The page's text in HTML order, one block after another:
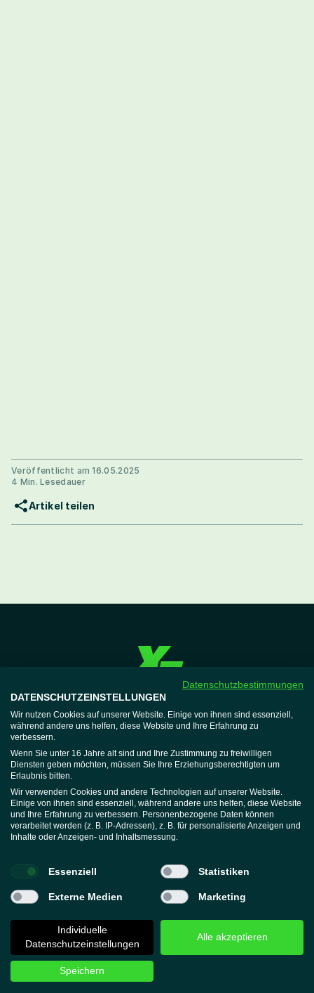
Veröffentlicht am 16.05.2025
4 Min. Lesedauer
Artikel teilen
XTRAFIT
Jobs
Expansion
Mitglieder
Hausordnung
Wellnessregeln
Widerruf erklären
Support
Help-Center
DatenschutzAGB
Datenschutzbestimmungen
DATENSCHUTZEINSTELLUNGEN
Wir nutzen Cookies auf unserer Website. Einige von ihnen sind essenziell,
während andere uns helfen, diese Website und Ihre Erfahrung zu
verbessern.
Wenn Sie unter 16 Jahre alt sind und Ihre Zustimmung zu freiwilligen
Diensten geben möchten, müssen Sie Ihre Erziehungsberechtigten um
Erlaubnis bitten.
Wir verwenden Cookies und andere Technologien auf unserer Website.
Einige von ihnen sind essenziell, während andere uns helfen, diese Website
und Ihre Erfahrung zu verbessern. Personenbezogene Daten können
verarbeitet werden (z. B. IP-Adressen), z. B. für personalisierte Anzeigen und
Inhalte oder Anzeigen- und Inhaltsmessung.
Essenziell Statistiken
Externe Medien Marketing
Individuelle
Datenschutzeinstellungen
Alle akzeptieren
Speichern